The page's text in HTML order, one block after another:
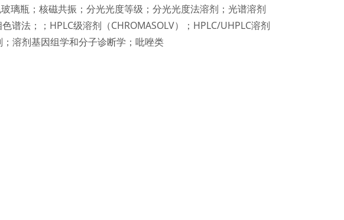
璃瓶；核磁共振；分光光度等级；分光光度法溶剂；光谱溶剂
谱法；；HPLC级溶剂（CHROMASOLV）；HPLC/UHPLC溶剂
；溶剂基因组学和分子诊断学；吡唑类